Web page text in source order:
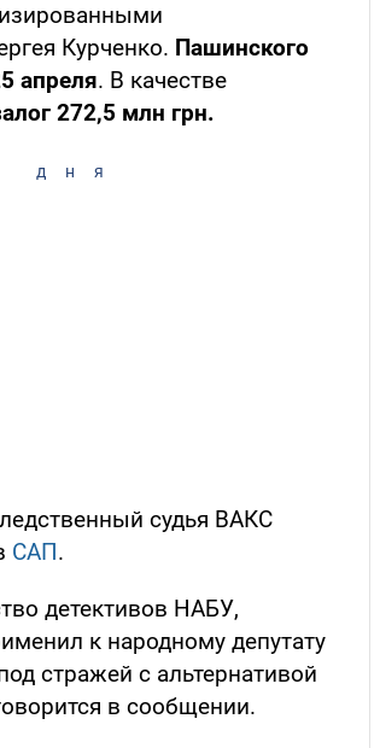
Курченко. Пашинского
апреля. В качестве
272,5 млн грн.
дня
судья ВАКС
САП.
детективов НАБУ,
к народному депутату
стражей с альтернативой
в сообщении.